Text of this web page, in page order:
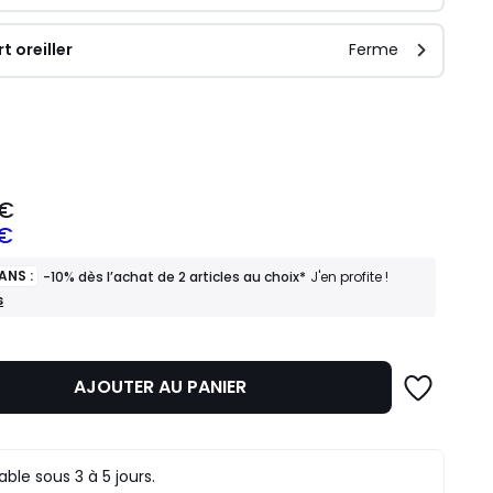
oreiller Ferme
: -10% dès l’achat de 2 articles au choix* J'en profite !
AJOUTER AU PANIER
sous 3 à 5 jours.